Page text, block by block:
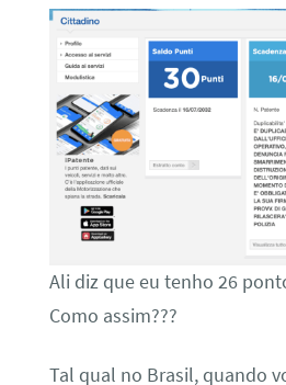
Ali diz que eu tenho 26
Como assim???
Tal qual no Brasil, quando